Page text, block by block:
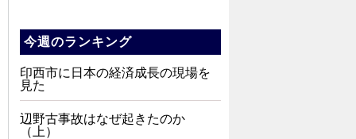
今週のランキング
印西市に日本の経済成長の現場を
見た
辺野古事故はなぜ起きたのか
（上）